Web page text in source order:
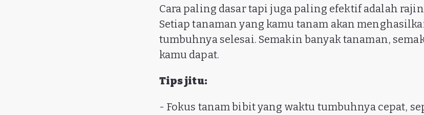
Cara paling dasar tapi juga paling efektif adalah
Setiap tanaman yang kamu tanam akan
tumbuhnya selesai. Semakin banyak tanaman,
kamu dapat.
Tips jitu:
- Fokus tanam bibit yang waktu tumbuhnya cepat,